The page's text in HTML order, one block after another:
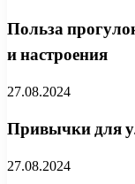
Польза
и настроения
27.08.2024
Привычки для
27.08.2024